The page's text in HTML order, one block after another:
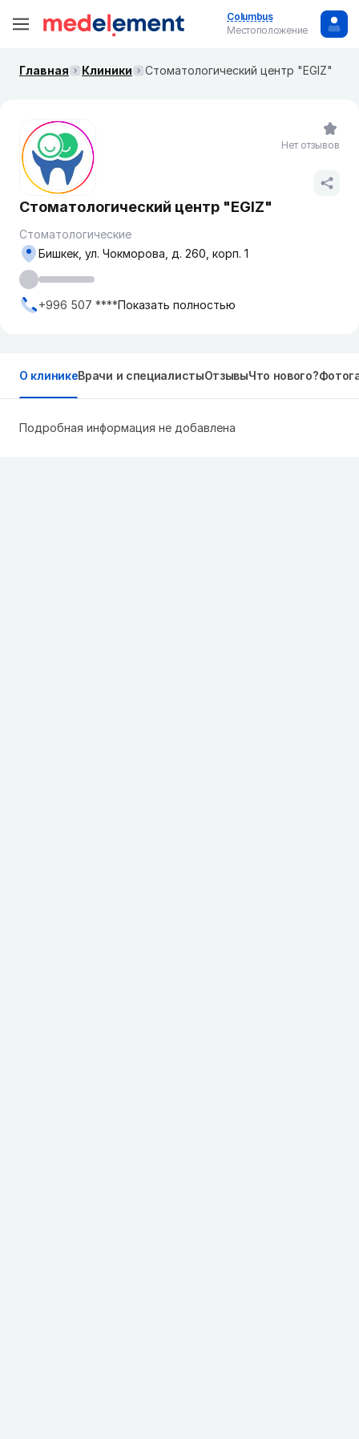
Columbus
Местоположение
Главная Клиники ​Стоматологический центр "EGIZ"
​Стоматологический центр "EGIZ"
Стоматологические
Бишкек, ул. Чокморова, д. 260, корп. 1
+996 507 ****Показать полностью
Нет отзывов
О клиникеВрачи и специалистыОтзывыЧто нового?
Подробная информация не добавлена